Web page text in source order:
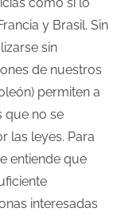
y Brasil. Sin
sin
de nuestros
permiten a
que no se
las leyes. Para
entiende que
interesadas